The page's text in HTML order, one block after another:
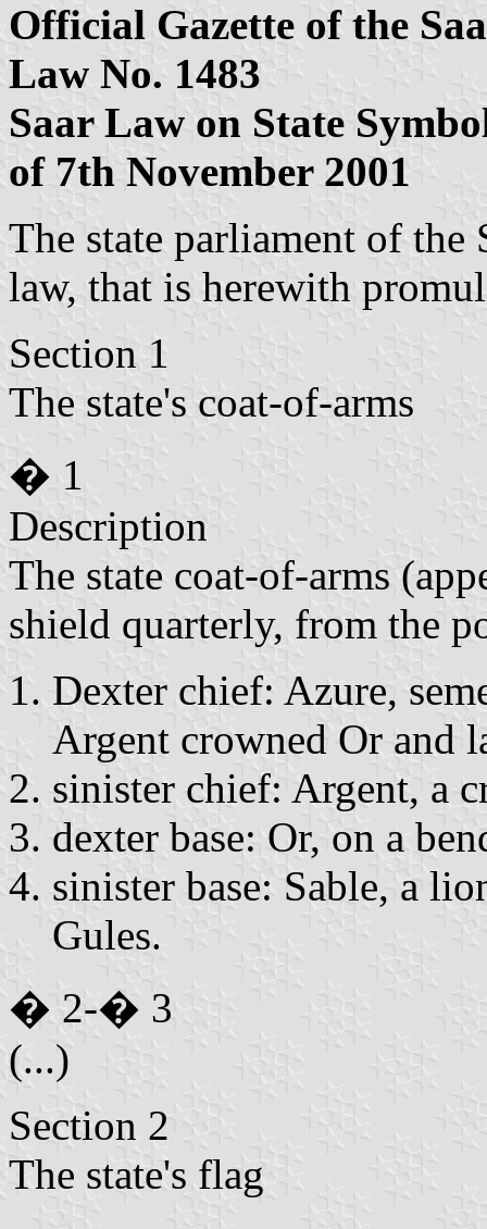
Official Gazette of the
Law No. 1483
Saar Law on State
of 7th November 2001
The state parliament of the
law, that is herewith
Section 1
The state's coat-of-arms
� 1
Description
The state coat-of-arms
shield quarterly, from the
Dexter chief: Azure,
Argent crowned Or and
sinister chief: Argent, a
dexter base: Or, on a
sinister base: Sable, a
Gules.
� 2-� 3
(...)
Section 2
The state's flag